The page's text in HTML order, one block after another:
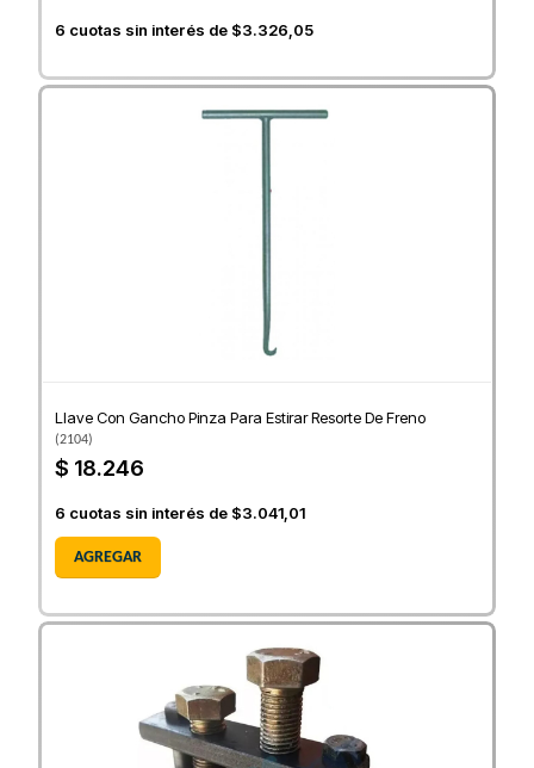
6 cuotas sin interés de $3.326,05
Llave Con Gancho Pinza Para Estirar Resorte De Freno
(2104)
$ 18.246
6 cuotas sin interés de $3.041,01
AGREGAR